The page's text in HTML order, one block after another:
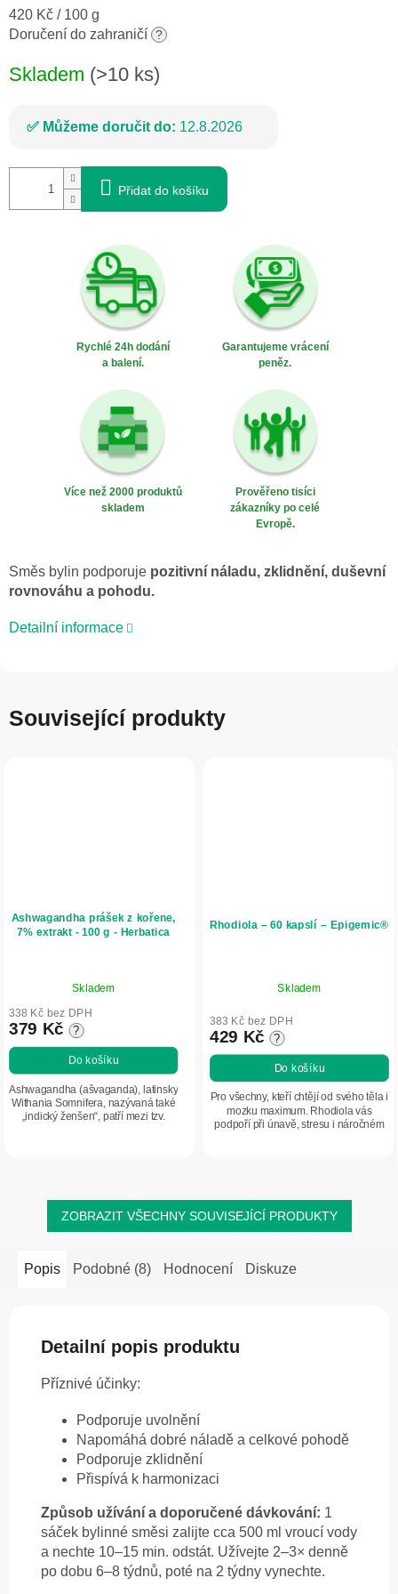
Měrná
cena:
420 Kč / 100 g
Doručení do zahraničí ?
Skladem (>10 ks)
Můžeme doručit do: 12.8.2026
Přidat do košíku
Rychlé 24h dodání
a balení.
Garantujeme vrácení
peněz.
Více než 2000 produktů
skladem
Prověřeno tisíci
zákazníky po celé
Evropě.
Směs bylin podporuje pozitivní náladu, zklidnění, duševní
rovnováhu a pohodu.
Detailní informace
Související produkty
Ashwagandha prášek z kořene,
7% extrakt - 100 g - Herbatica
hodnocení
produktu
je
5,0
z
5
hvězdiček.
Skladem
338 Kč bez DPH
379 Kč ?
Do košíku
Ashwagandha (ašvaganda), latinsky
Withania Somnifera, nazývaná také
„indický ženšen“, patří mezi tzv.
Rhodiola – 60 kapslí – Epigemic®
Skladem
383 Kč bez DPH
429 Kč ?
Do košíku
Pro všechny, kteří chtějí od svého těla i
mozku maximum. Rhodiola vás
podpoří při únavě, stresu i náročném
ZOBRAZIT VŠECHNY SOUVISEJÍCÍ PRODUKTY
Popis Podobné (8) Hodnocení Diskuze
Detailní popis produktu
Příznivé účinky:
Podporuje uvolnění
Napomáhá dobré náladě a celkové pohodě
Podporuje zklidnění
Přispívá k harmonizaci
Způsob užívání a doporučené dávkování: 1
sáček bylinné směsi zalijte cca 500 ml vroucí vody
a nechte 10–15 min. odstát. Užívejte 2–3× denně
po dobu 6–8 týdnů, poté na 2 týdny vynechte.